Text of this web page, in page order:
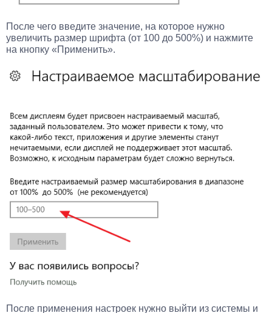
После чего введите значение, на которое нужно
увеличить размер шрифта (от 100 до 500%) и нажмите
на кнопку «Применить».
После применения настроек нужно выйти из системы и